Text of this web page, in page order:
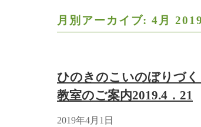
月別アーカイブ: 4月 2019
ひのきのこいのぼりづ
教室のご案内2019.4．21
2019年4月1日